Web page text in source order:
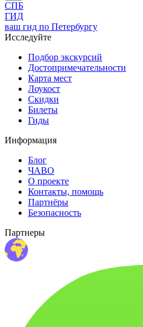
СПБ
ГИД
ваш гид по Петербургу
Исследуйте
Подбор экскурсий
Достопримечательности
Карта мест
Лоукост
Скидки
Билеты
Гиды
Информация
Блог
ЧАВО
О проекте
Контакты, помощь
Партнёры
Безопасность
Партнеры